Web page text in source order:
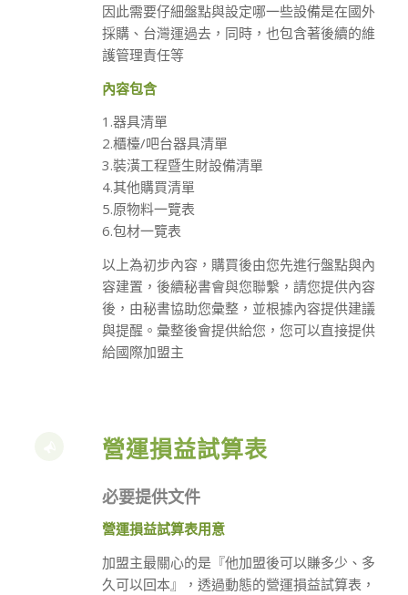
因此需要仔細盤點與設定哪一些設備是在國外
採購、台灣運過去，同時，也包含著後續的維
護管理責任等
內容包含
1.器具清單
2.櫃檯/吧台器具清單
3.裝潢工程暨生財設備清單
4.其他購買清單
5.原物料一覽表
6.包材一覽表
以上為初步內容，購買後由您先進行盤點與內
容建置，後續秘書會與您聯繫，請您提供內容
後，由秘書協助您彙整，並根據內容提供建議
與提醒。彙整後會提供給您，您可以直接提供
給國際加盟主
營運損益試算表
必要提供文件
營運損益試算表用意
加盟主最關心的是『他加盟後可以賺多少、多
久可以回本』，透過動態的營運損益試算表，